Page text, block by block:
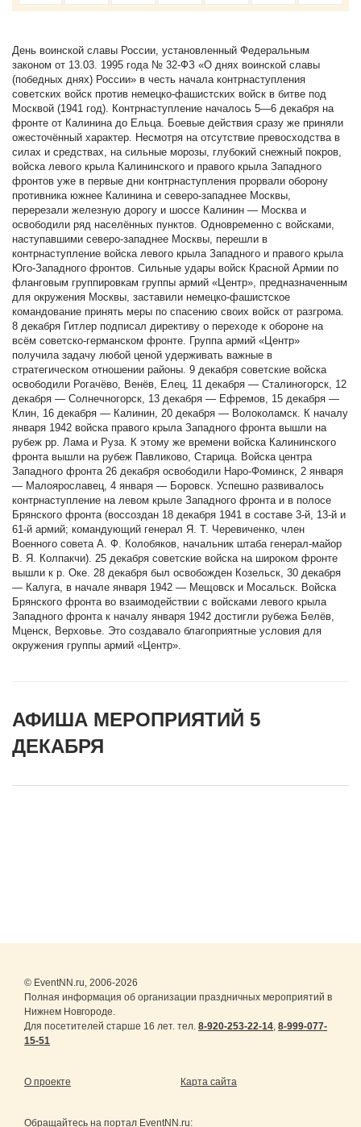
День воинской славы России, установленный Федеральным
законом от 13.03. 1995 года № 32-ФЗ «О днях воинской славы
(победных днях) России» в честь начала контрнаступления
советских войск против немецко-фашистских войск в битве под
Москвой (1941 год). Контрнаступление началось 5—6 декабря на
фронте от Калинина до Ельца. Боевые действия сразу же приняли
ожесточённый характер. Несмотря на отсутствие превосходства в
силах и средствах, на сильные морозы, глубокий снежный покров,
войска левого крыла Калининского и правого крыла Западного
фронтов уже в первые дни контрнаступления прорвали оборону
противника южнее Калинина и северо-западнее Москвы,
перерезали железную дорогу и шоссе Калинин — Москва и
освободили ряд населённых пунктов. Одновременно с войсками,
наступавшими северо-западнее Москвы, перешли в
контрнаступление войска левого крыла Западного и правого крыла
Юго-Западного фронтов. Сильные удары войск Красной Армии по
фланговым группировкам группы армий «Центр», предназначенным
для окружения Москвы, заставили немецко-фашистское
командование принять меры по спасению своих войск от разгрома.
8 декабря Гитлер подписал директиву о переходе к обороне на
всём советско-германском фронте. Группа армий «Центр»
получила задачу любой ценой удерживать важные в
стратегическом отношении районы. 9 декабря советские войска
освободили Рогачёво, Венёв, Елец, 11 декабря — Сталиногорск, 12
декабря — Солнечногорск, 13 декабря — Ефремов, 15 декабря —
Клин, 16 декабря — Калинин, 20 декабря — Волоколамск. К началу
января 1942 войска правого крыла Западного фронта вышли на
рубеж рр. Лама и Руза. К этому же времени войска Калининского
фронта вышли на рубеж Павликово, Старица. Войска центра
Западного фронта 26 декабря освободили Наро-Фоминск, 2 января
— Малоярославец, 4 января — Боровск. Успешно развивалось
контрнаступление на левом крыле Западного фронта и в полосе
Брянского фронта (воссоздан 18 декабря 1941 в составе 3-й, 13-й и
61-й армий; командующий генерал Я. Т. Черевиченко, член
Военного совета А. Ф. Колобяков, начальник штаба генерал-майор
В. Я. Колпакчи). 25 декабря советские войска на широком фронте
вышли к р. Оке. 28 декабря был освобожден Козельск, 30 декабря
— Калуга, в начале января 1942 — Мещовск и Мосальск. Войска
Брянского фронта во взаимодействии с войсками левого крыла
Западного фронта к началу января 1942 достигли рубежа Белёв,
Мценск, Верховье. Это создавало благоприятные условия для
окружения группы армий «Центр».
АФИША МЕРОПРИЯТИЙ 5
ДЕКАБРЯ
© EventNN.ru, 2006-2026
Полная информация об организации праздничных мероприятий в
Нижнем Новгороде.
Для посетителей старше 16 лет. тел. 8-920-253-22-14, 8-999-077-
15-51
О проекте Карта сайта
Обращайтесь на портал EventNN.ru: